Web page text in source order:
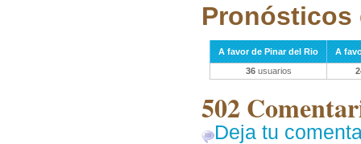
Pronósticos
A favor de Pinar del Rio
A
36usuarios
502
Deja tu